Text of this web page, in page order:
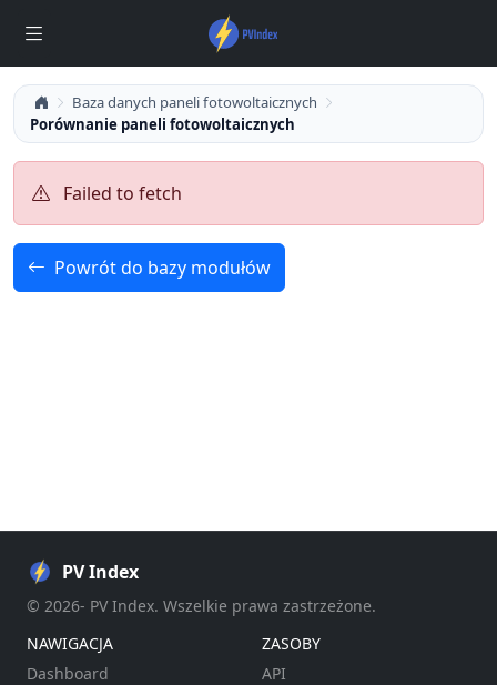
Baza danych paneli fotowoltaicznych
Porównanie paneli fotowoltaicznych
Failed to fetch
Powrót do bazy modułów
PV Index
© 2026- PV Index. Wszelkie prawa zastrzeżone.
NAWIGACJA
Dashboard
ZASOBY
API